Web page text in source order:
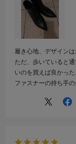
履き心地、デザインは
ただ、歩いていると
いのを買えば良かった
ファスナーの持ち手